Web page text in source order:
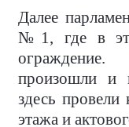
Далее
№1, где в
произошли и
здесь провели
этажа и